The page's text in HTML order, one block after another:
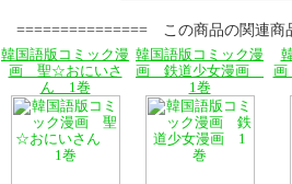
=============== この商品の関連
韓国語版コミック漫
画 聖☆おにいさ
ん 1巻
韓国語版コミック漫
画 鉄道少女漫画
1巻